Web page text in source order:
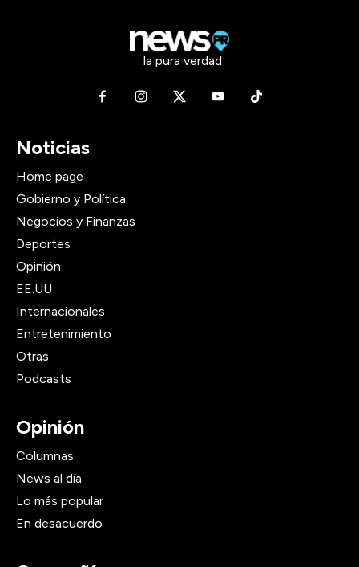
la pura verdad
Noticias
Home page
Gobierno y Política
Negocios y Finanzas
Deportes
Opinión
EE.UU
Internacionales
Entretenimiento
Otras
Podcasts
Opinión
Columnas
News al día
Lo más popular
En desacuerdo